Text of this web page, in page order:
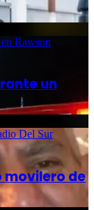
Rawson
un
Del Sur
movilero de